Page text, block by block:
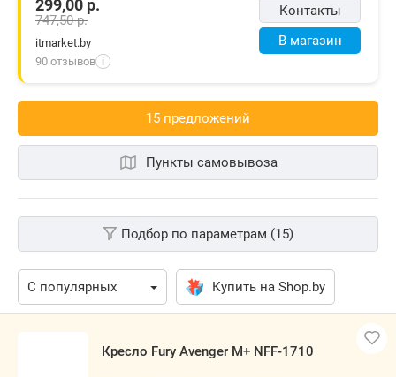
Контакты
В магазин
299,00 р.
747,50р.
itmarket.by
90 отзывов i
15 предложений
Пункты самовывоза
Подбор по параметрам (15)
Купить на Shop.by
Кресло Fury Avenger M+ NFF-1710